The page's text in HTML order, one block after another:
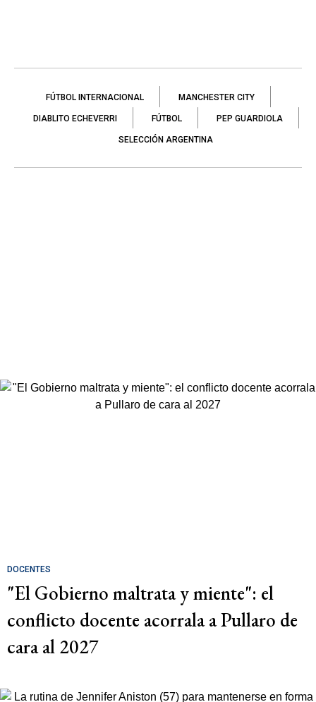
FÚTBOL INTERNACIONAL MANCHESTER CITY
DIABLITO ECHEVERRI FÚTBOL PEP GUARDIOLA
SELECCIÓN ARGENTINA
DOCENTES
"El Gobierno maltrata y miente": el
conflicto docente acorrala a Pullaro de
cara al 2027